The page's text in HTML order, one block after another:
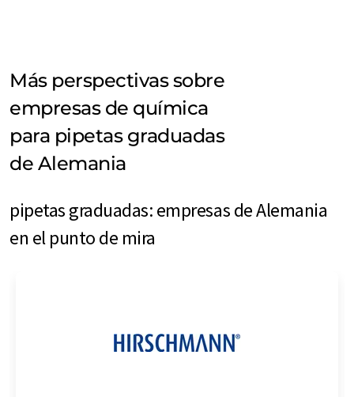
Más perspectivas sobre
empresas de química
para pipetas graduadas
de Alemania
pipetas graduadas: empresas de Alemania
en el punto de mira